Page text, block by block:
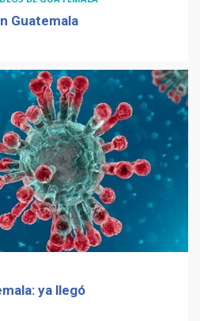
Guatemala
ya llegó